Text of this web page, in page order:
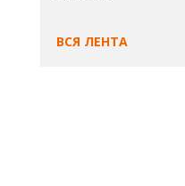
ВСЯ ЛЕНТА